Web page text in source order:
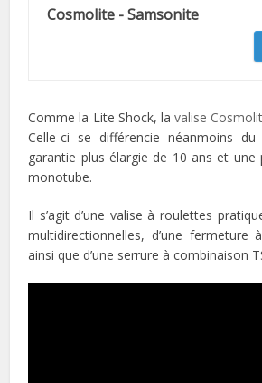
Cosmolite - Samsonite
Comme la Lite Shock, la valise
Celle-ci se différencie néanmoins
garantie plus élargie de 10 ans et une
monotube.
Il s’agit d’une valise à roulettes
multidirectionnelles, d’une fermeture
ainsi que d’une serrure à combinaison